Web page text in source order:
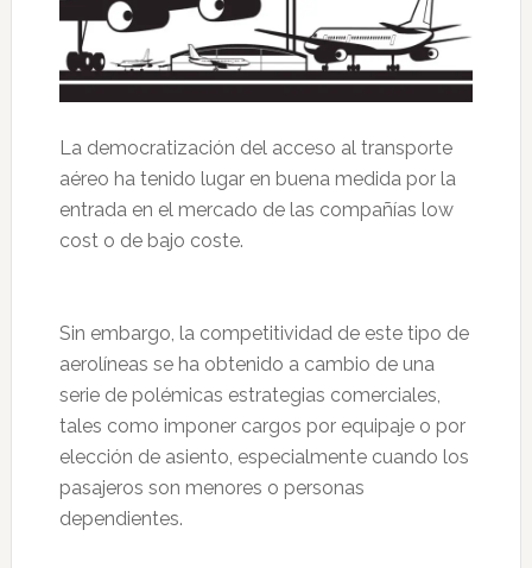
La democratización del acceso al transporte
aéreo ha tenido lugar en buena medida por la
entrada en el mercado de las compañías low
cost o de bajo coste.
Sin embargo, la competitividad de este tipo de
aerolíneas se ha obtenido a cambio de una
serie de polémicas estrategias comerciales,
tales como imponer cargos por equipaje o por
elección de asiento, especialmente cuando los
pasajeros son menores o personas
dependientes.